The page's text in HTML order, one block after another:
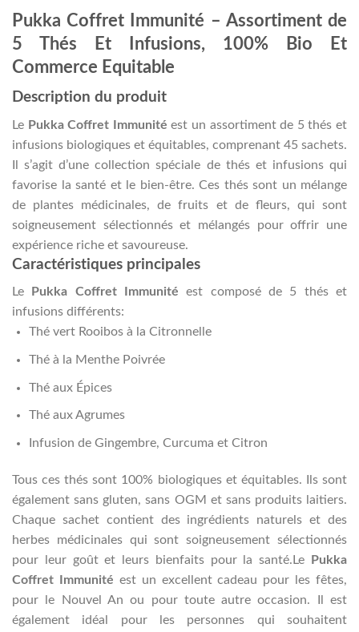
Pukka Coffret Immunité – Assortiment de
5 Thés Et Infusions, 100% Bio Et
Commerce Equitable
Description du produit
Le Pukka Coffret Immunité est un assortiment de 5 thés et
infusions biologiques et équitables, comprenant 45 sachets.
Il s’agit d’une collection spéciale de thés et infusions qui
favorise la santé et le bien-être. Ces thés sont un mélange
de plantes médicinales, de fruits et de fleurs, qui sont
soigneusement sélectionnés et mélangés pour offrir une
expérience riche et savoureuse.
Caractéristiques principales
Le Pukka Coffret Immunité est composé de 5 thés et
infusions différents:
Thé vert Rooibos à la Citronnelle
Thé à la Menthe Poivrée
Thé aux Épices
Thé aux Agrumes
Infusion de Gingembre, Curcuma et Citron
Tous ces thés sont 100% biologiques et équitables. Ils sont
également sans gluten, sans OGM et sans produits laitiers.
Chaque sachet contient des ingrédients naturels et des
herbes médicinales qui sont soigneusement sélectionnés
pour leur goût et leurs bienfaits pour la santé.Le Pukka
Coffret Immunité est un excellent cadeau pour les fêtes,
pour le Nouvel An ou pour toute autre occasion. Il est
également idéal pour les personnes qui souhaitent